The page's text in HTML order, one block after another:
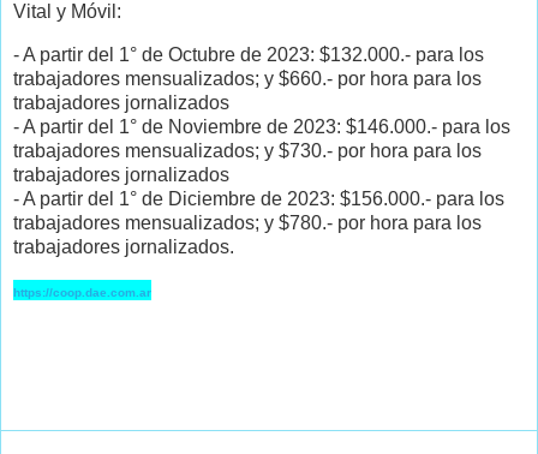
Vital y Móvil:
- A partir del 1° de Octubre de 2023: $132.000.- para los
trabajadores mensualizados; y $660.- por hora para los
trabajadores jornalizados
- A partir del 1° de Noviembre de 2023: $146.000.- para los
trabajadores mensualizados; y $730.- por hora para los
trabajadores jornalizados
- A partir del 1° de Diciembre de 2023: $156.000.- para los
trabajadores mensualizados; y $780.- por hora para los
trabajadores jornalizados.
https://coop.dae.com.ar